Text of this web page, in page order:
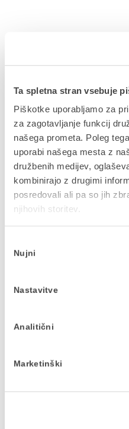
Ta spletna stran vsebuje
Piškotke uporabljamo za
za zagotavljanje funkcij
našega prometa. Poleg
uporabi našega mesta z
družbenih medijev,
kombinirajo z drugimi
posredovali ali pa so jih
njihovih storitev.
soglasja
Nujni
Nastavitve
Analitični
Marketinški
(www.datalab.si).
Upravni odbor družbe
Delite
V kolikor bi si